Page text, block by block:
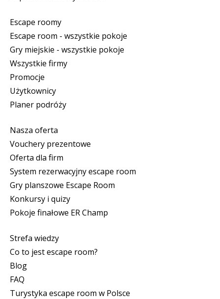
Escape roomy
Escape room - wszystkie pokoje
Gry miejskie - wszystkie pokoje
Wszystkie firmy
Promocje
Użytkownicy
Planer podróży
Nasza oferta
Vouchery prezentowe
Oferta dla firm
System rezerwacyjny escape room
Gry planszowe Escape Room
Konkursy i quizy
Pokoje finałowe ER Champ
Strefa wiedzy
Co to jest escape room?
Blog
FAQ
Turystyka escape room w Polsce